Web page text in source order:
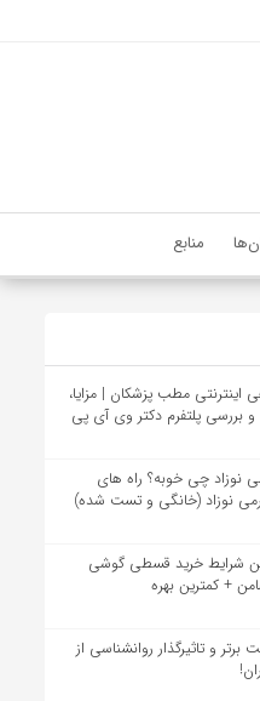
منابع
اینترنتی مطب پزشکان | مزایا،
و بررسی پلتفرم دکتر وی آی پی
نوزاد چی خوبه؟ راه های
نوزاد (خانگی و تست شده)
شرایط خرید قسطی گوشی
+ کمترین بهره
برتر و تاثیرگذار روانشناسی از